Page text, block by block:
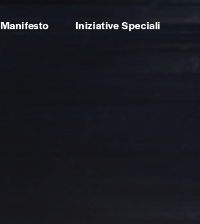
Manifesto Iniziative Speciali